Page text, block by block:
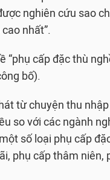
nghiên cứu sao
nhất”.
“phụ cấp đặc thù
bố).
từ chuyện thu
so với các ngành
số loại phụ cấp
phụ cấp thâm niên,